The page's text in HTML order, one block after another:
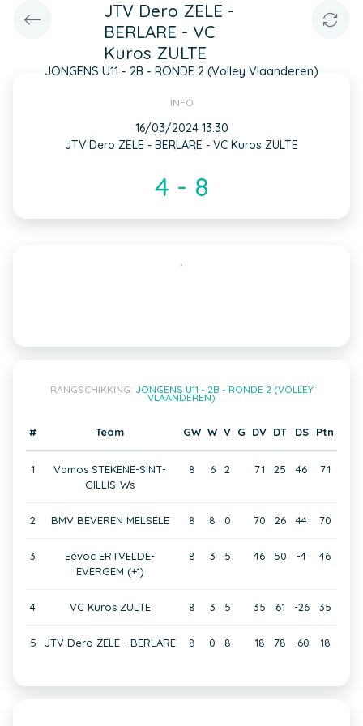
JTV Dero ZELE -
BERLARE - VC
Kuros ZULTE
JONGENS U11 - 2B - RONDE 2 (Volley Vlaanderen)
INFO
16/03/2024 13:30
JTV Dero ZELE - BERLARE - VC Kuros ZULTE
4 - 8
RANGSCHIKKING: JONGENS U11 - 2B - RONDE 2 (VOLLEY
VLAANDEREN)
# Team GW W V G DV DT DS Ptn
1
Vamos STEKENE-SINT-
GILLIS-Ws
8 6 2 71 25 46 71
2 BMV BEVEREN MELSELE 8 8 0 70 26 44 70
3
Eevoc ERTVELDE-
EVERGEM (+1)
8 3 5 46 50 -4 46
4 VC Kuros ZULTE 8 3 5 35 61 -26 35
5 JTV Dero ZELE - BERLARE 8 0 8 18 78 -60 18